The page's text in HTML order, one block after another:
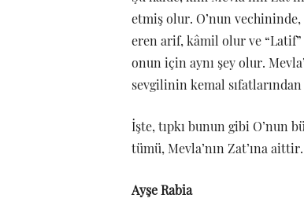
etmiş olur. O’nun
eren arif, kâmil olur ve
onun için aynı şey olur.
sevgilinin kemal
İşte, tıpkı bunun gibi O’nun
tümü, Mevla’nın Zat’ına aittir.
Ayşe Rabia